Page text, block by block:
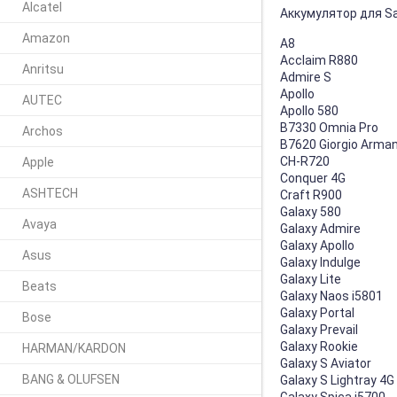
Alcatel
Amazon
Anritsu
AUTEC
Archos
Apple
ASHTECH
Avaya
Asus
Beats
Bose
HARMAN/KARDON
BANG & OLUFSEN
Аккумулятор для
A8
Acclaim R880
Admire S
Apollo
Apollo 580
B7330 Omnia Pro
B7620 Giorgio
CH-R720
Conquer 4G
Craft R900
Galaxy 580
Galaxy Admire
Galaxy Apollo
Galaxy Indulge
Galaxy Lite
Galaxy Naos i5801
Galaxy Portal
Galaxy Prevail
Galaxy Rookie
Galaxy S Aviator
Galaxy S Lightray 4G